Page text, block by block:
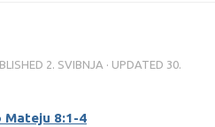
2. SVIBNJA · UPDATED 30.
Mateju 8:1-4